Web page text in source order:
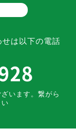
は 以下の電話
います。 繋がら